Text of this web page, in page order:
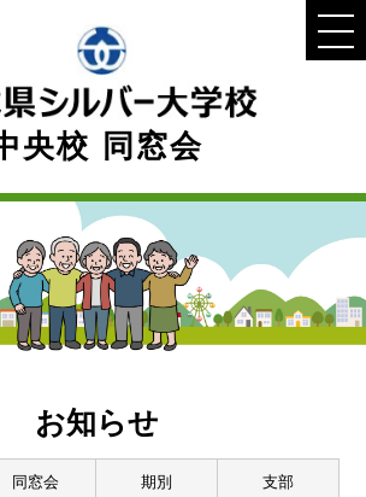
央校 同窓会
お知らせ
同窓会 期別 支部